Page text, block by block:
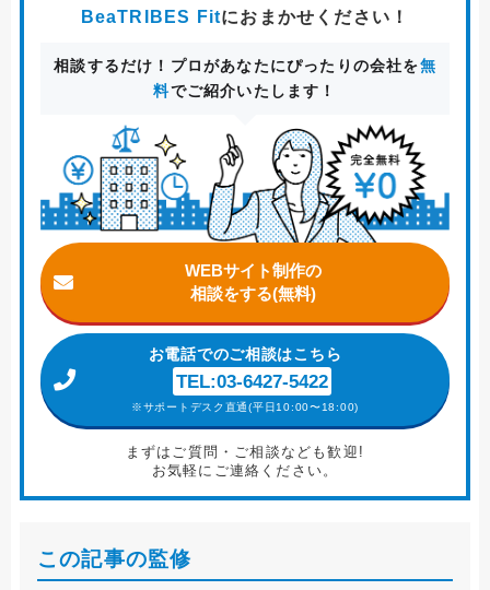
BeaTRIBES Fitにおまかせください！
相談するだけ！プロがあなたにぴったりの会社を無
料でご紹介いたします！
WEBサイト制作の
相談をする(無料)
お電話でのご相談はこちら
TEL:03-6427-5422
※サポートデスク直通(平日10:00〜18:00)
まずはご質問・ご相談なども歓迎!
お気軽にご連絡ください。
この記事の監修